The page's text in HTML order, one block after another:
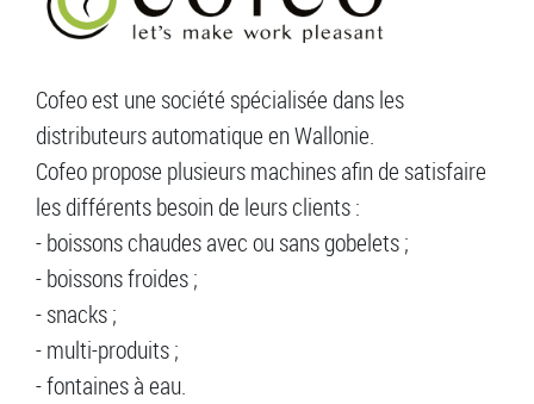
Cofeo est une société spécialisée dans les
distributeurs automatique en Wallonie.
Cofeo propose plusieurs machines afin de satisfaire
les différents besoin de leurs clients :
- boissons chaudes avec ou sans gobelets ;
- boissons froides ;
- snacks ;
- multi-produits ;
- fontaines à eau.